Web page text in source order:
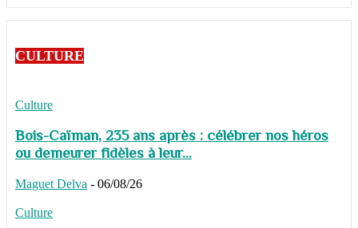
CULTURE
Culture
Bois-Caïman, 235 ans après : célébrer nos héros
ou demeurer fidèles à leur...
Maguet Delva - 06/08/26
Culture